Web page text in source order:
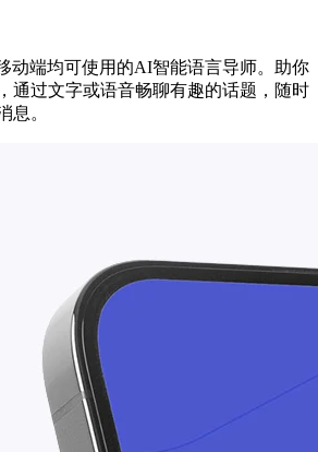
动端均可使用的AI智能语言导师。助你
通过文字或语音畅聊有趣的话题，随时
息。